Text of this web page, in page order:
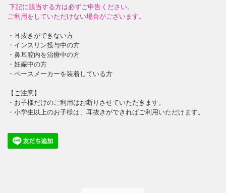
下記に該当する方は必ずご申告ください。
ご利用をしていただけない場合がございます。
・耳抜きができない方
・インスリン投与中の方
・鼻耳腔内を治療中の方
・妊娠中の方
・ペースメーカーを装着している方
【ご注意】
・お子様だけのご利用はお断りさせていただきます。
・小学生以上のお子様は、耳抜きができればご利用いただけます。